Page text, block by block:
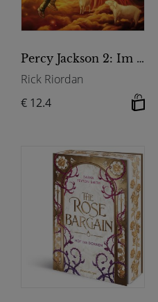
Percy Jackson 2: Im Bann des Zyklopen
Rick Riordan
€ 12.4